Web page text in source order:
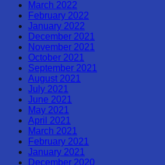
March 2022
February 2022
January 2022
December 2021
November 2021
October 2021
September 2021
August 2021
July 2021
June 2021
May 2021
April 2021
March 2021
February 2021
January 2021
December 2020